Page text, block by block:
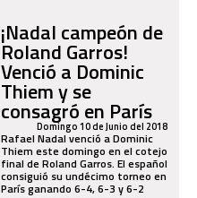
¡Nadal campeón de
Roland Garros!
Venció a Dominic
Thiem y se
consagró en París
Domingo 10 de Junio del 2018
Rafael Nadal venció a Dominic
Thiem este domingo en el cotejo
final de Roland Garros. El español
consiguió su undécimo torneo en
París ganando 6-4, 6-3 y 6-2